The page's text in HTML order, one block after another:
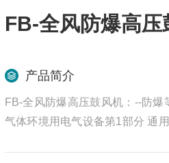
FB-全风防爆高压
产品简介
FB-全风防爆高压鼓风机：--防
气体环境用电气设备第1部分 通